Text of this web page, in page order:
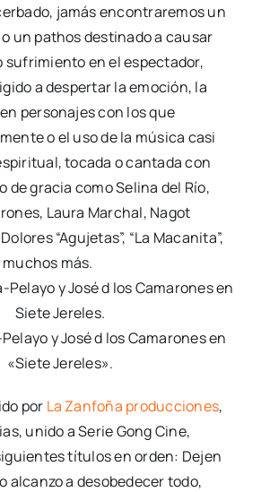
jamás encontraremos un
un pathos destinado a causar
sufrimiento en el espectador,
a despertar la emoción, la
personajes con los que
o el uso de la música casi
tocada o cantada con
de gracia como Selina del Río,
Laura Marchal, Nagot
“Agujetas”, “La Macanita”,
más.
y José d los Camarones en
«Siete Jereles».
por La Zanfoña producciones,
unido a Serie Gong Cine,
títulos en orden: Dejen
alcanzo a desobedecer todo,